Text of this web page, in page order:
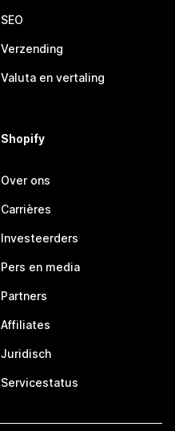
SEO
Verzending
Valuta en vertaling
Shopify
Over ons
Carrières
Investeerders
Pers en media
Partners
Affiliates
Juridisch
Servicestatus